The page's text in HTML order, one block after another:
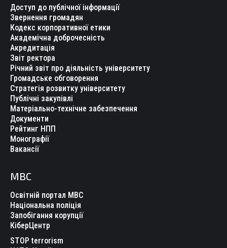
Доступ до публічної інформації
Звернення громадян
Кодекс корпоративної етики
Академічна доброчесність
Акредитація
Звіт ректора
Річний звіт про діяльність університету
Громадське обговорення
Стратегія розвитку університету
Публічні закупівлі
Матеріально-технічне забезпечення
Документи
Рейтинг НПП
Монографії
Вакансії
МВС
Освітній портал МВС
Національна поліція
Запобігання корупції
КіберЦентр
STOP terrorism